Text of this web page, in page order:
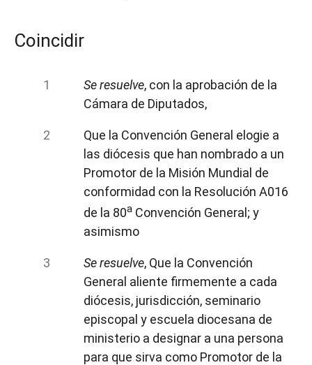
Coincidir
Se resuelve, con la aprobación de la
Cámara de Diputados,
Que la Convención General elogie a
las diócesis que han nombrado a un
Promotor de la Misión Mundial de
conformidad con la Resolución A016
de la 80a Convención General; y
asimismo
Se resuelve, Que la Convención
General aliente firmemente a cada
diócesis, jurisdicción, seminario
episcopal y escuela diocesana de
ministerio a designar a una persona
para que sirva como Promotor de la